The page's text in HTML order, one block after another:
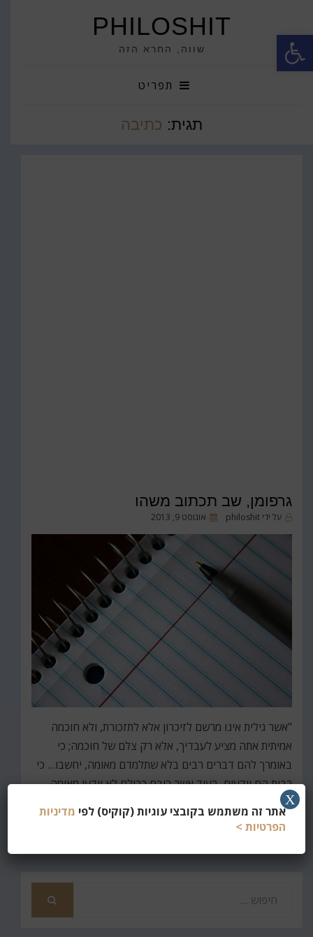
פתח סרגל נגישות PHILOSHIT
שווה, החרא הזה
תפריט
תגית: כתיבה
גרפומן, שב תכתוב משהו
על ידי philoshit
פורסםאוגוסט 9, 2013
"אשר גילית אינו מרשם לזיכרון אלא לתזכורת, ולא חוכמה
אמיתית אתה מציע לעבדיך, אלא רק צלם של חוכמה; כי
באומרך להם דברים רבים בלא שתלמדם מאומה, יחשבו… כי
רבות הם יודעים, בעוד אשר רובם ככולם לא יידעו מאומה,
ובהתמלאם לא…
קרא עוד
אתר זה משתמש בקובצי עוגיות (קוקיס) לפי מדיניות
הפרטיות >
X